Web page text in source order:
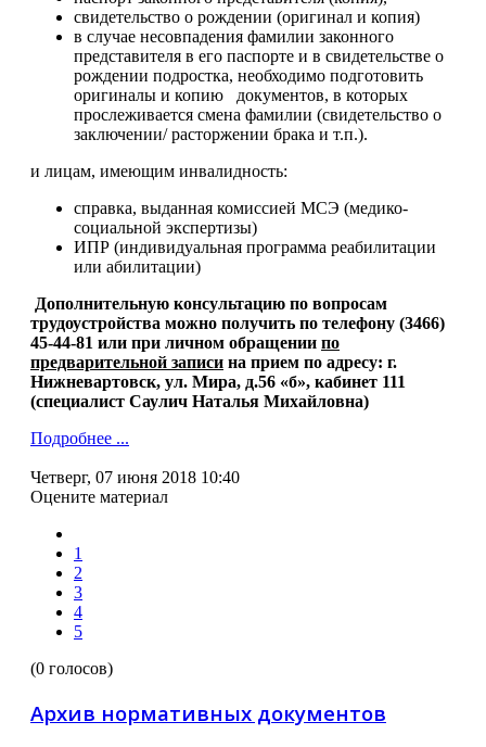
свидетельство о рождении (оригинал и копия)
в случае несовпадения фамилии законного
представителя в его паспорте и в свидетельстве о
рождении подростка, необходимо подготовить
оригиналы и копию документов, в которых
прослеживается смена фамилии (свидетельство о
заключении/ расторжении брака и т.п.).
и лицам, имеющим инвалидность:
справка, выданная комиссией МСЭ (медико-
социальной экспертизы)
ИПР (индивидуальная программа реабилитации
или абилитации)
Дополнительную консультацию по вопросам
трудоустройства можно получить по телефону (3466)
45-44-81 или при личном обращении по
предварительной записи на прием по адресу: г.
Нижневартовск, ул. Мира, д.56 «б», кабинет 111
(специалист Саулич Наталья Михайловна)
Подробнее ...
Четверг, 07 июня 2018 10:40
Оцените материал
1
2
3
4
5
(0 голосов)
Архив нормативных документов